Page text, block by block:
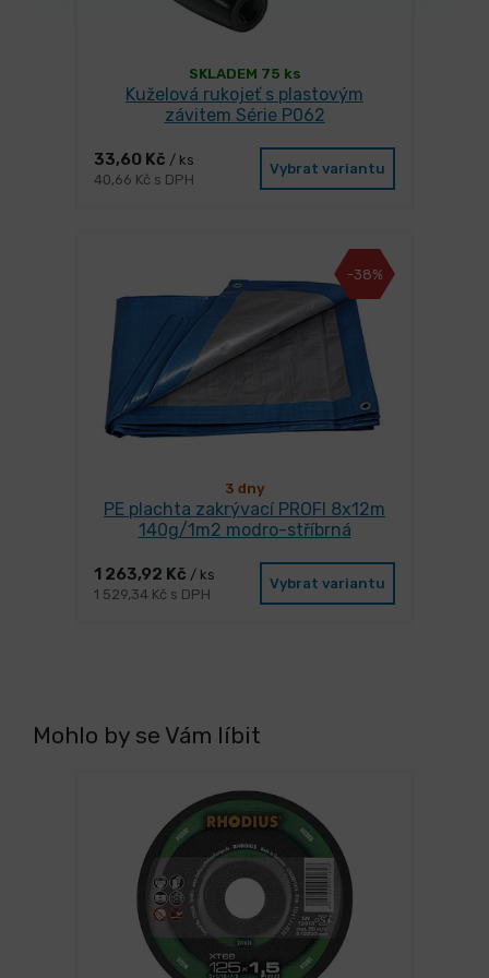
SKLADEM 75 ks
Kuželová rukojeť s plastovým
závitem Série P062
33,60 Kč / ks
40,66 Kč s DPH
Vybrat variantu
-38%
3 dny
PE plachta zakrývací PROFI 8x12m
140g/1m2 modro-stříbrná
1 263,92 Kč / ks
1 529,34 Kč s DPH
Vybrat variantu
Mohlo by se Vám líbit